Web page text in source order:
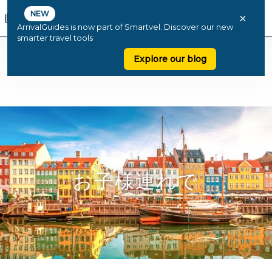
NEW
ArrivalGuides is now part of Smartvel. Discover our new
smarter travel tools
Explore our blog
×
お子様連れで